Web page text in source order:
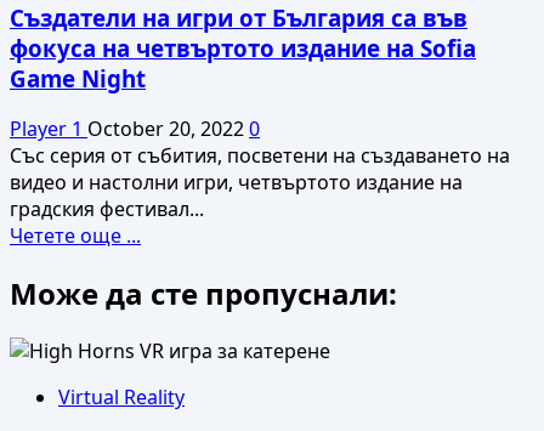
Създатели на игри от България са във
фокуса на четвъртото издание на Sofia
Game Night
Player 1 October 20, 20220
Със серия от събития, посветени на създаването на
видео и настолни игри, четвъртото издание на
градския фестивал...
Четете още ...
about
Създатели
на
от
Може да сте пропуснали:
Virtual Reality